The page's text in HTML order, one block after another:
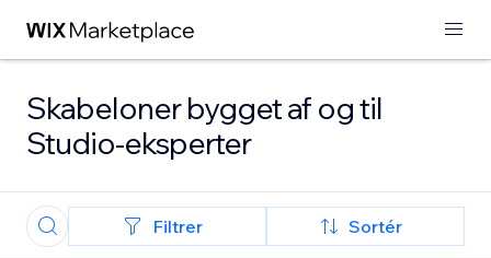
Skabeloner bygget af og til
Studio-eksperter
Filtrer Sortér